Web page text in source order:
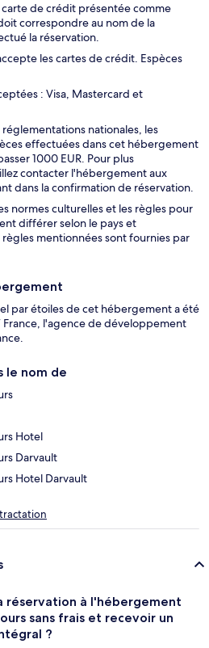
carte de crédit présentée comme
correspondre au nom de la
la réservation.
les cartes de crédit. Espèces
: Visa, Mastercard et
nationales, les
effectuées dans cet hébergement
1000 EUR. Pour plus
contacter l'hébergement aux
dans la confirmation de réservation.
normes culturelles et les règles pour
différer selon le pays et
mentionnées sont fournies par
par étoiles de cet hébergement a été
France, l'agence de développement
le nom de
Hotel
Darvault
Hotel Darvault
réservation à l'hébergement
sans frais et recevoir un
?